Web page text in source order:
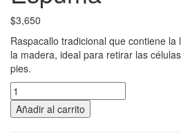
$3,650
Raspacallo tradicional que contiene
la madera, ideal para retirar las
pies.
Raspacallo
Plano
con
Añadir al carrito